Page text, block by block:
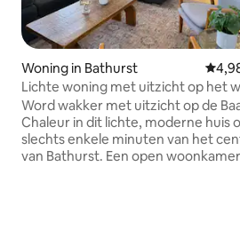
Woning in Bathurst
Lichte woning met uitzicht op het
in de buurt van het centrum van
Bathurst
Word wakker met uitzicht op de
Chaleur in dit lichte, moderne huis
slechts enkele minuten van het
van Bathurst. Een open